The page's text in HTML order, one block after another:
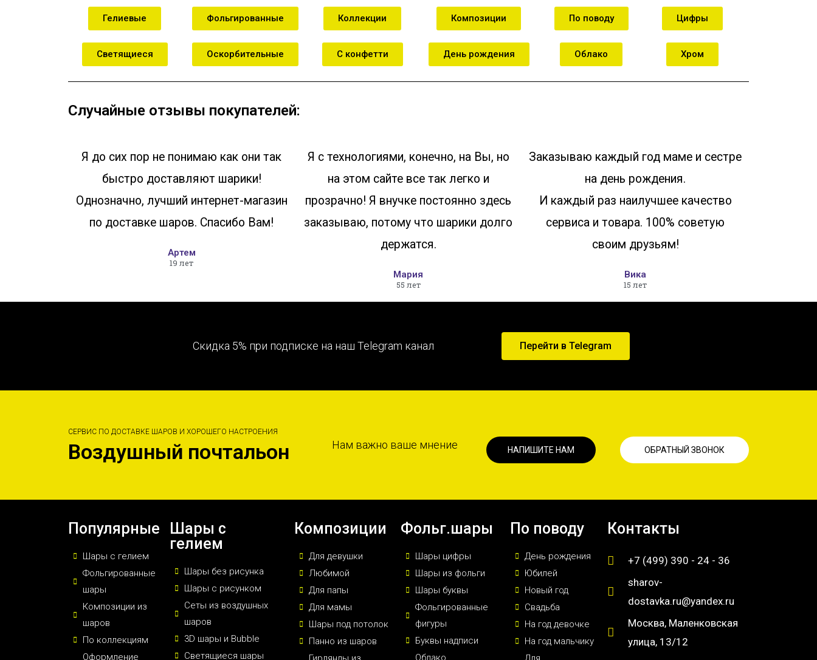
Гелиевые
Светящиеся
Фольгированные
Оскорбительные
Коллекции
С конфетти
Композиции
День рождения
По поводу
Облако
Цифры
Хром
Случайные отзывы покупателей:
Я до сих пор не понимаю как они так
быстро доставляют шарики!
Однозначно, лучший интернет-магазин
по доставке шаров. Спасибо Вам!
Артем
19 лет
Я с технологиями, конечно, на Вы, но
на этом сайте все так легко и
прозрачно! Я внучке постоянно здесь
заказываю, потому что шарики долго
держатся.
Мария
55 лет
Заказываю каждый год маме и сестре
на день рождения.
И каждый раз наилучшее качество
сервиса и товара. 100% советую
своим друзьям!
Вика
15 лет
Скидка 5% при подписке на наш Telegram канал Перейти в Telegram
СЕРВИС ПО ДОСТАВКЕ ШАРОВ И ХОРОШЕГО НАСТРОЕНИЯ
Воздушный почтальон Нам важно ваше мнение НАПИШИТЕ НАМ ОБРАТНЫЙ ЗВОНОК
Популярные
Шары с гелием
Фольгированные
шары
Композиции из
шаров
По коллекциям
Оформление
Шары с
гелием
Шары без рисунка
Шары с рисунком
Сеты из воздушных
шаров
3D шары и Bubble
Светящиеся шары
Композиции
Для девушки
Любимой
Для папы
Для мамы
Шары под потолок
Панно из шаров
Фольг.шары
Шары цифры
Шары из фольги
Шары буквы
Фольгированные
фигуры
Буквы надписи
Облако
По поводу
День рождения
Юбилей
Новый год
Свадьба
На год девочке
На год мальчику
Контакты
+7 (499) 390 - 24 - 36
sharov-
dostavka.ru@yandex.ru
Москва, Маленковская
улица, 13/12